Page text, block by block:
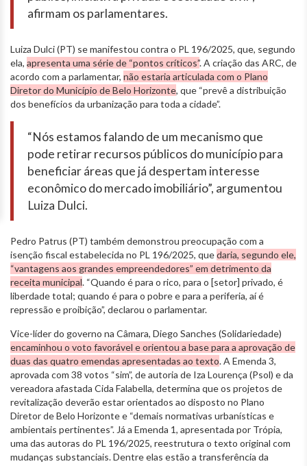
afirmam os parlamentares.
Luiza Dulci (PT) se manifestou contra o PL 196/2025, que, segundo
ela, apresenta uma série de “pontos críticos”. A criação das ARC, de
acordo com a parlamentar, não estaria articulada com o Plano
Diretor do Município de Belo Horizonte, que “prevê a distribuição
dos benefícios da urbanização para toda a cidade”.
“Nós estamos falando de um mecanismo que
pode retirar recursos públicos do município para
beneficiar áreas que já despertam interesse
econômico do mercado imobiliário”, argumentou
Luiza Dulci.
Pedro Patrus (PT) também demonstrou preocupação com a
isenção fiscal estabelecida no PL 196/2025, quedaria, segundo ele,
“vantagens aos grandes empreendedores” em detrimento da
receita municipal. “Quando é para o rico, para o [setor] privado, é
liberdade total; quando é para o pobre e para a periferia, aí é
repressão e proibição”, declarou o parlamentar.
Vice-líder do governo na Câmara, Diego Sanches (Solidariedade)
encaminhou o voto favorável e orientou a base para a aprovação de
duas das quatro emendas apresentadas ao texto. A Emenda 3,
aprovada com 38 votos “sim”, de autoria de Iza Lourença (Psol) e da
vereadora afastada Cida Falabella, determina que os projetos de
revitalização deverão estar orientados ao disposto no Plano
Diretor de Belo Horizonte e “demais normativas urbanísticas e
ambientais pertinentes”. Já a Emenda 1, apresentada por Trópia,
uma das autoras do PL 196/2025, reestrutura o texto original com
mudanças substanciais. Dentre elas estão a transferência da